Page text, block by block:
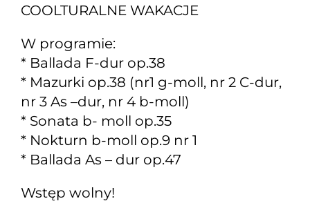
COOLTURALNE WAKACJE
W programie:
* Ballada F-dur op.38
* Mazurki op.38 (nr1 g-moll, nr 2 C-dur,
nr 3 As –dur, nr 4 b-moll)
* Sonata b- moll op.35
* Nokturn b-moll op.9 nr 1
* Ballada As – dur op.47
Wstęp wolny!